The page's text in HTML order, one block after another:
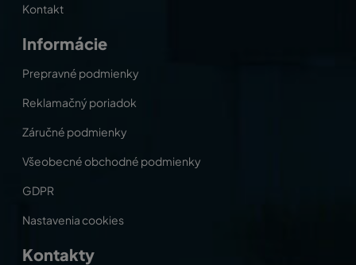
Kontakt
Informácie
Prepravné podmienky
Reklamačný poriadok
Záručné podmienky
Všeobecné obchodné podmienky
GDPR
Nastavenia cookies
Kontakty